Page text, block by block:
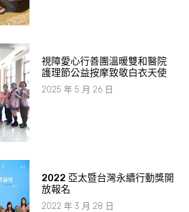
視障愛心行善團溫暖雙和醫院
護理節公益按摩致敬白衣天使
2025 年 5 月 26 日
2022 亞太暨台灣永續行動獎開
放報名
2022 年 3 月 28 日